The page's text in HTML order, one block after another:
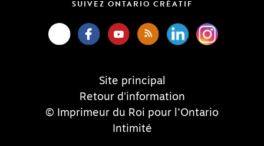
SUIVEZ ONTARIO CRÉATIF
Site principal
Retour d'information
© Imprimeur du Roi pour l’Ontario
Intimité